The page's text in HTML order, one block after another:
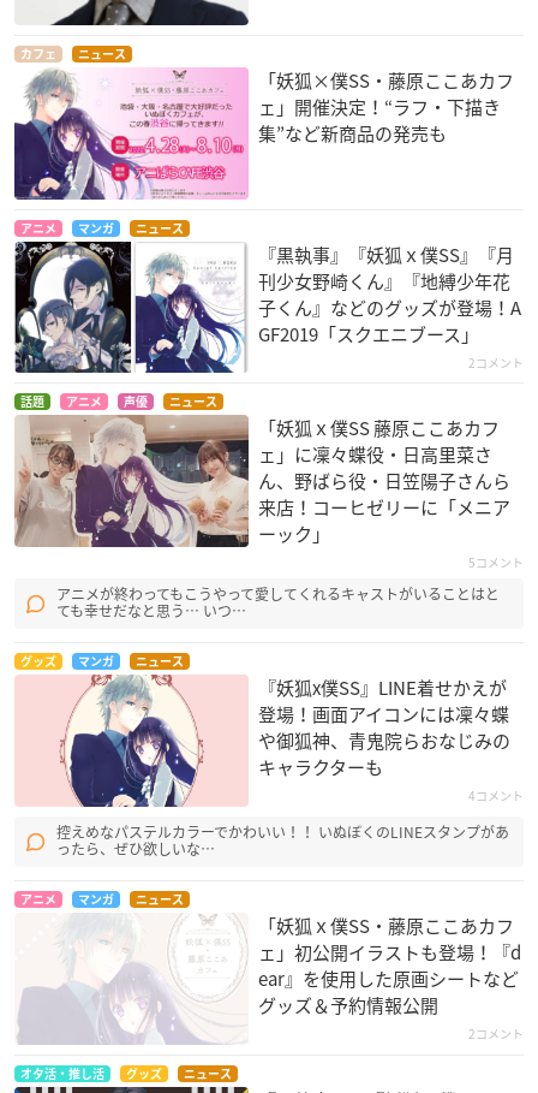
カフェ ニュース
「妖狐×僕SS・藤原ここあカフ
ェ」開催決定！“ラフ・下描き
集”など新商品の発売も
アニメ マンガ ニュース
『黒執事』『妖狐ｘ僕SS』『月
刊少女野崎くん』『地縛少年花
子くん』などのグッズが登場！A
GF2019「スクエニブース」
2コメント
話題 アニメ 声優 ニュース
「妖狐ｘ僕SS 藤原ここあカフ
ェ」に凜々蝶役・日高里菜さ
ん、野ばら役・日笠陽子さんら
来店！コーヒゼリーに「メニア
ーック」
5コメント
アニメが終わってもこうやって愛してくれるキャストがいることはと
ても幸せだなと思う… いつ…
グッズ マンガ ニュース
『妖狐x僕SS』LINE着せかえが
登場！画面アイコンには凜々蝶
や御狐神、青鬼院らおなじみの
キャラクターも
4コメント
控えめなパステルカラーでかわいい！！ いぬぼくのLINEスタンプがあ
ったら、ぜひ欲しいな…
アニメ マンガ ニュース
「妖狐ｘ僕SS・藤原ここあカフ
ェ」初公開イラストも登場！『d
ear』を使用した原画シートなど
グッズ＆予約情報公開
2コメント
オタ活・推し活 グッズ ニュース